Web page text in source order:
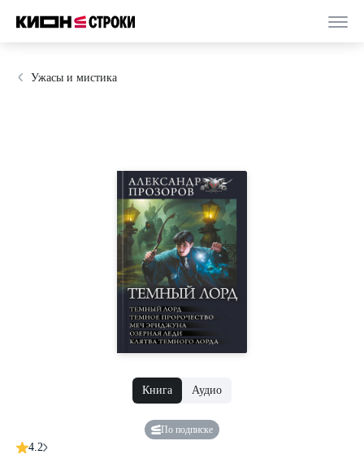
Ужасы и мистика
Книга Аудио
По подписке
4.2